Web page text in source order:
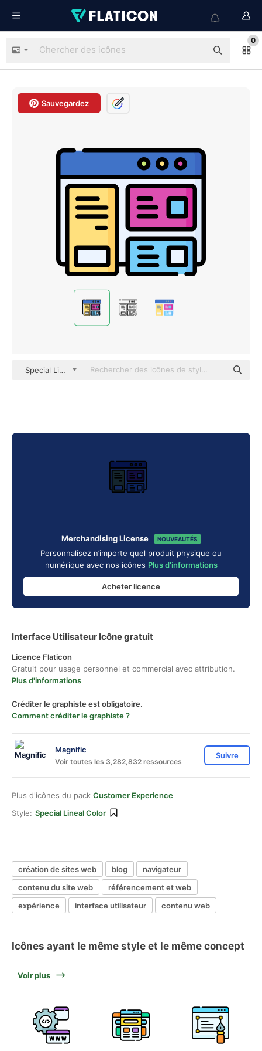
0
Sauvegardez
Special Lineal color
Merchandising License NOUVEAUTÉS
Personnalisez n’importe quel produit physique ou
numérique avec nos icônes Plus d'informations
Acheter licence
Interface Utilisateur Icône gratuit
Licence Flaticon
Gratuit pour usage personnel et commercial avec attribution.
Plus d'informations
Créditer le graphiste est obligatoire.
Comment créditer le graphiste ?
Magnific
Voir toutes les 3,282,832 ressources
Suivre
Plus d'icônes du pack Customer Experience
Style: Special Lineal Color
création de sites web blog
navigateur
contenu du site web
référencement et web
expérience
interface utilisateur contenu web
Icônes ayant le même style et le même concept
Voir plus